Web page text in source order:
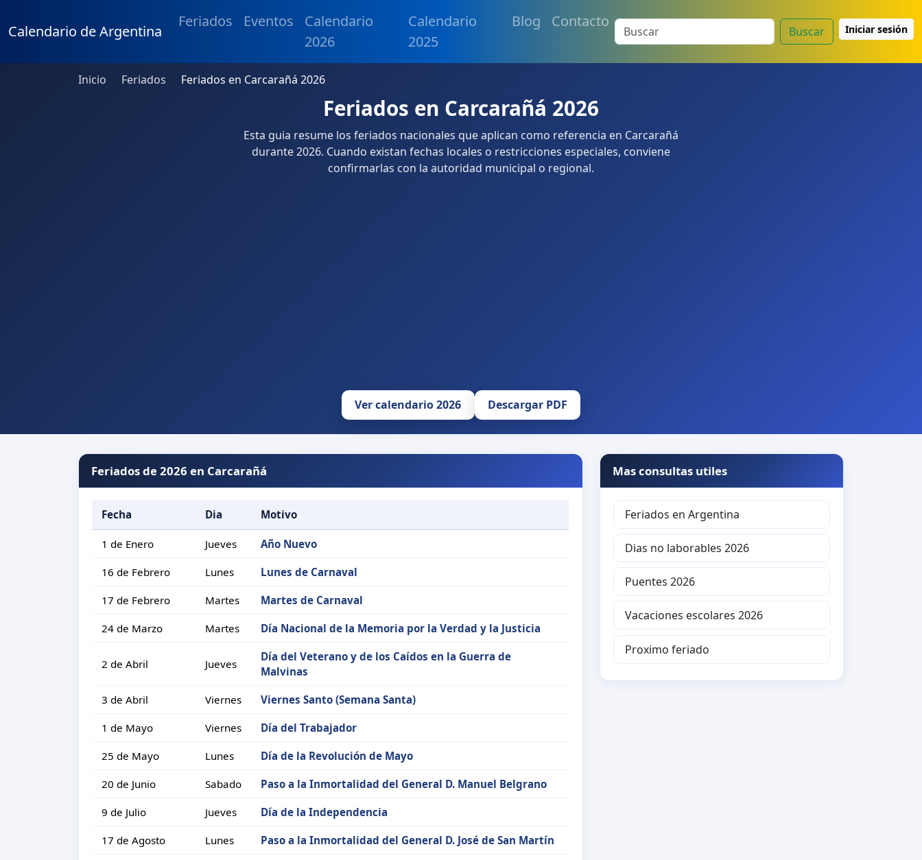
Calendario de Argentina
Feriados Eventos
Calendario
2026
Calendario
2025
Blog Contacto
Buscar Iniciar sesión
Inicio Feriados Feriados en Carcarañá 2026
Feriados en Carcarañá 2026
Esta guia resume los feriados nacionales que aplican como referencia en Carcarañá
durante 2026. Cuando existan fechas locales o restricciones especiales, conviene
confirmarlas con la autoridad municipal o regional.
Ver calendario 2026 Descargar PDF
Feriados de 2026 en Carcarañá
Fecha Dia Motivo
1 de Enero Jueves Año Nuevo
16 de Febrero Lunes Lunes de Carnaval
17 de Febrero Martes Martes de Carnaval
24 de Marzo Martes Día Nacional de la Memoria por la Verdad y la Justicia
2 de Abril Jueves
Día del Veterano y de los Caídos en la Guerra de
Malvinas
3 de Abril Viernes Viernes Santo (Semana Santa)
1 de Mayo Viernes Día del Trabajador
25 de Mayo Lunes Día de la Revolución de Mayo
20 de Junio Sabado Paso a la Inmortalidad del General D. Manuel Belgrano
9 de Julio Jueves Día de la Independencia
17 de Agosto Lunes Paso a la Inmortalidad del General D. José de San Martín
Mas consultas utiles
Feriados en Argentina
Dias no laborables 2026
Puentes 2026
Vacaciones escolares 2026
Proximo feriado